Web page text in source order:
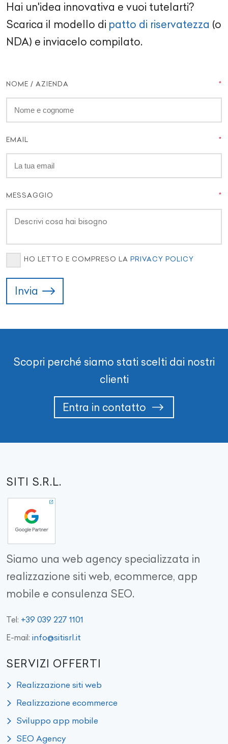
Hai un'idea innovativa e vuoi tutelarti?
Scarica il modello di patto di riservatezza (o
NDA) e inviacelo compilato.
NOME / AZIENDA
EMAIL
MESSAGGIO
HO LETTO E COMPRESO LA PRIVACY POLICY
Invia
Scopri perché siamo stati scelti dai nostri
clienti
Entra in contatto
SITI S.R.L.
Siamo una web agency specializzata in
realizzazione siti web, ecommerce, app
mobile e consulenza SEO.
Tel: +39 039 227 1101
E-mail: info@sitisrl.it
SERVIZI OFFERTI
Realizzazione siti web
Realizzazione ecommerce
Sviluppo app mobile
SEO Agency